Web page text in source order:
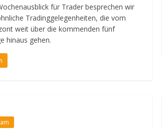
für Trader besprechen wir
Tradinggelegenheiten, die vom
weit über die kommenden fünf
hinaus gehen.